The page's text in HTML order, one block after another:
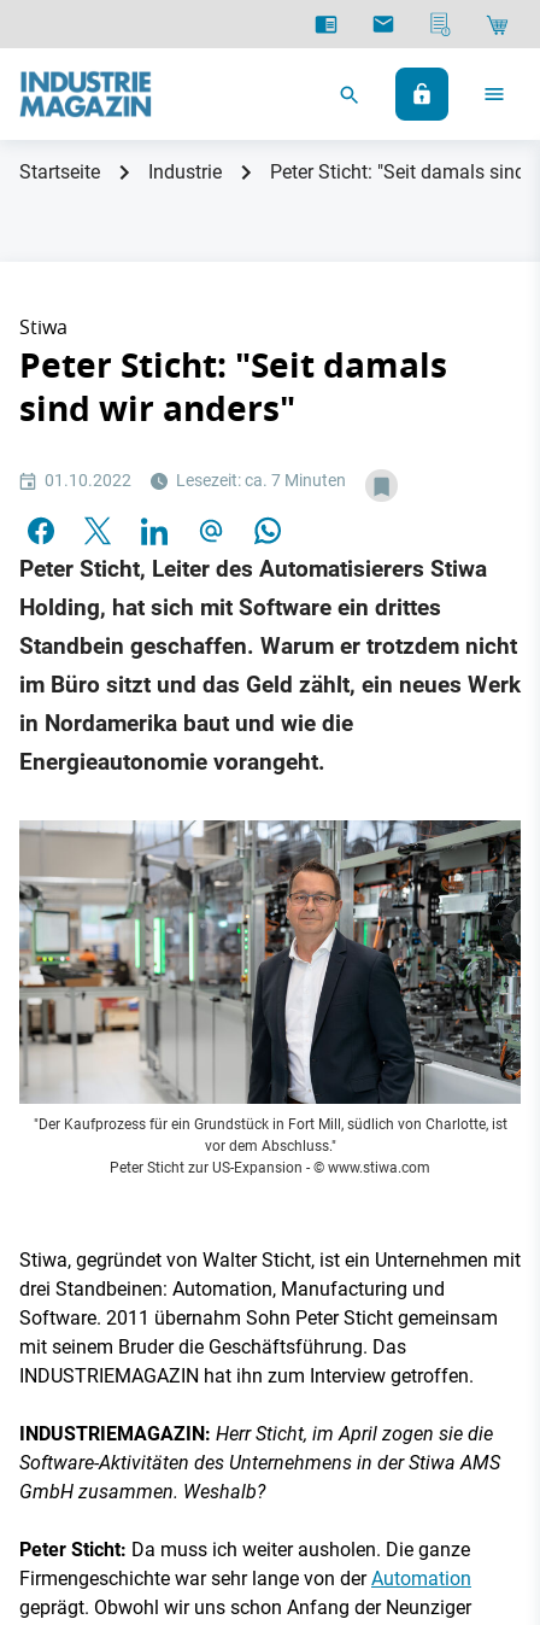
Startseite Industrie Peter Sticht: "Seit damals sind
Stiwa
Peter Sticht: "Seit damals
sind wir anders"
01.10.2022 Lesezeit: ca. 7 Minuten
Peter Sticht, Leiter des Automatisierers Stiwa
Holding, hat sich mit Software ein drittes
Standbein geschaffen. Warum er trotzdem nicht
im Büro sitzt und das Geld zählt, ein neues Werk
in Nordamerika baut und wie die
Energieautonomie vorangeht.
"Der Kaufprozess für ein Grundstück in Fort Mill, südlich von Charlotte, ist
vor dem Abschluss."
Peter Sticht zur US-Expansion - © www.stiwa.com
Stiwa, gegründet von Walter Sticht, ist ein Unternehmen mit
drei Standbeinen: Automation, Manufacturing und
Software. 2011 übernahm Sohn Peter Sticht gemeinsam
mit seinem Bruder die Geschäftsführung. Das
INDUSTRIEMAGAZIN hat ihn zum Interview getroffen.
INDUSTRIEMAGAZIN: Herr Sticht, im April zogen sie die
Software-Aktivitäten des Unternehmens in der Stiwa AMS
GmbH zusammen. Weshalb?
Peter Sticht: Da muss ich weiter ausholen. Die ganze
Firmengeschichte war sehr lange von derAutomation
geprägt. Obwohl wir uns schon Anfang der Neunziger